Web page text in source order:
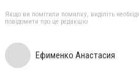
Якщо ви помітили помилку, виділіть
повідомити про це редакцію
Ефименко Анастасия